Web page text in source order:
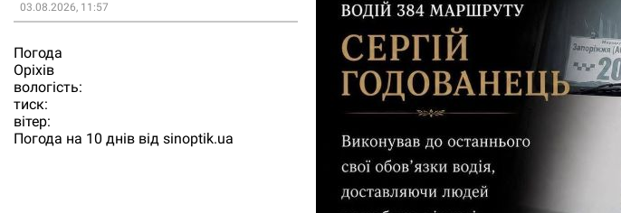
03.08.2026, 11:57
Погода
Орiхiв
вологість:
тиск:
вітер:
Погода на 10 днів від sinoptik.ua